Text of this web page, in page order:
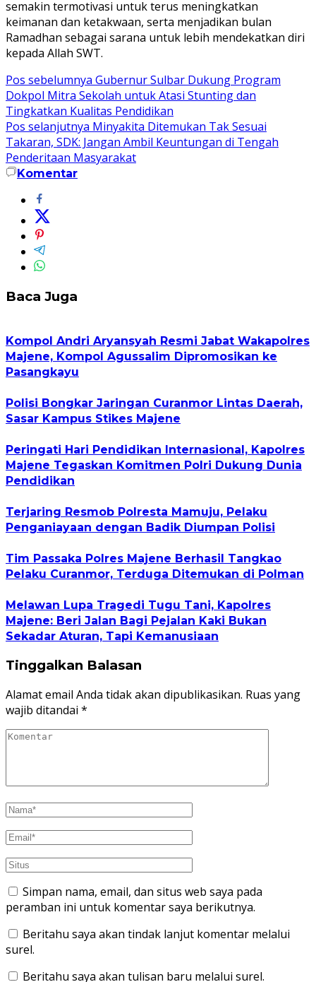
semakin termotivasi untuk terus meningkatkan
keimanan dan ketakwaan, serta menjadikan bulan
Ramadhan sebagai sarana untuk lebih mendekatkan diri
kepada Allah SWT.
Navigasi
pos
Pos sebelumnya Gubernur Sulbar Dukung Program
Dokpol Mitra Sekolah untuk Atasi Stunting dan
Tingkatkan Kualitas Pendidikan
Pos selanjutnya Minyakita Ditemukan Tak Sesuai
Takaran, SDK: Jangan Ambil Keuntungan di Tengah
Penderitaan Masyarakat
Komentar
Baca Juga
Kompol Andri Aryansyah Resmi Jabat Wakapolres
Majene, Kompol Agussalim Dipromosikan ke
Pasangkayu
Polisi Bongkar Jaringan Curanmor Lintas Daerah,
Sasar Kampus Stikes Majene
Peringati Hari Pendidikan Internasional, Kapolres
Majene Tegaskan Komitmen Polri Dukung Dunia
Pendidikan
Terjaring Resmob Polresta Mamuju, Pelaku
Penganiayaan dengan Badik Diumpan Polisi
Tim Passaka Polres Majene Berhasil Tangkao
Pelaku Curanmor, Terduga Ditemukan di Polman
Melawan Lupa Tragedi Tugu Tani, Kapolres
Majene: Beri Jalan Bagi Pejalan Kaki Bukan
Sekadar Aturan, Tapi Kemanusiaan
Tinggalkan Balasan
Alamat email Anda tidak akan dipublikasikan. Ruas yang
wajib ditandai *
Simpan nama, email, dan situs web saya pada
peramban ini untuk komentar saya berikutnya.
Beritahu saya akan tindak lanjut komentar melalui
surel.
Beritahu saya akan tulisan baru melalui surel.